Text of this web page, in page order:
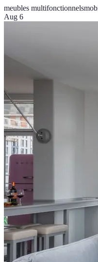
meubles multifonctionnels
Aug 6